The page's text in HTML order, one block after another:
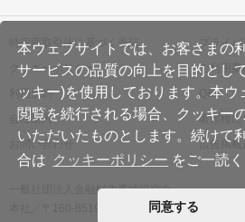
本ウェブサイトでは、お客さまの
サービスの品質の向上を目的とし
ッキー)を使用しております。本ウ
閲覧を続行される場合、クッキー
いただいたものとします。続けて
合は クッキーポリシー をご一読く
同意する
特定商取引法に基づく表記
プライバ
クッキーポリシー
ご利用案
利用規約
Q&A
会社案内
著作権に
お問い合わせ
広告掲載
一般社団法人金融財政事情研究会
本社／〒160-8519 東京都新宿区南元町19